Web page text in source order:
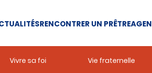
RENCONTRER UN PRÊTRE
Vivre sa foi Vie fraternelle